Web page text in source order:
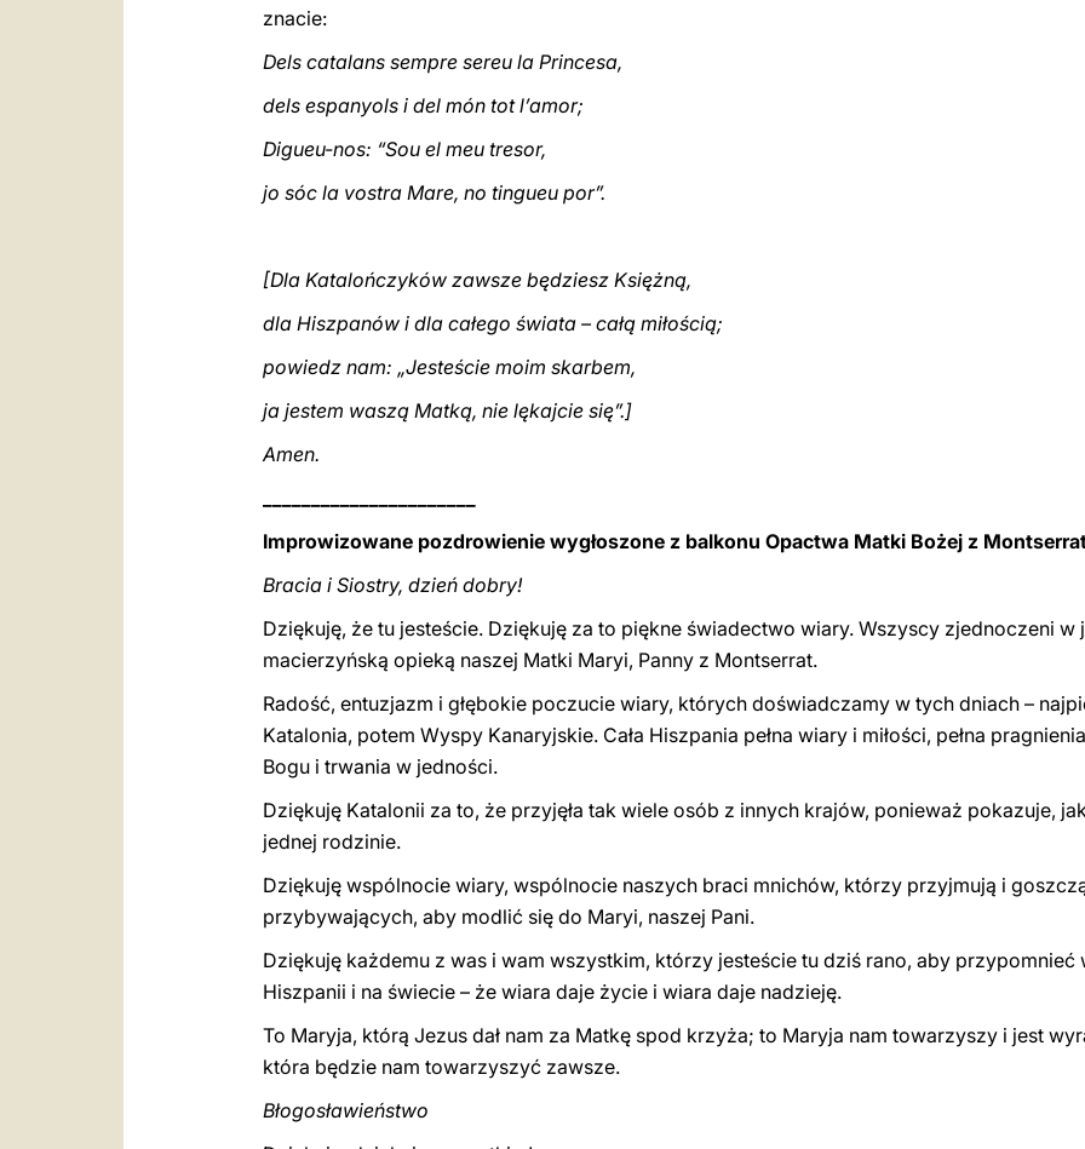
znacie:
Dels catalans sempre sereu la Princesa,
dels espanyols i del món tot l’amor;
Digueu-nos: “Sou el meu tresor,
jo sóc la vostra Mare, no tingueu por”.
[Dla Katalończyków zawsze będziesz Księżną,
dla Hiszpanów i dla całego świata – całą miłością;
powiedz nam: „Jesteście moim skarbem,
ja jestem waszą Matką, nie lękajcie się”.]
Amen.
Improwizowane pozdrowienie wygłoszone z balkonu Opactwa Matki Bożej z
Bracia i Siostry, dzień dobry!
Dziękuję, że tu jesteście. Dziękuję za to piękne świadectwo wiary. Wszyscy zjednoczeni
macierzyńską opieką naszej Matki Maryi, Panny z Montserrat.
Radość, entuzjazm i głębokie poczucie wiary, których doświadczamy w tych dniach –
Katalonia, potem Wyspy Kanaryjskie. Cała Hiszpania pełna wiary i miłości, pełna
Bogu i trwania w jedności.
Dziękuję Katalonii za to, że przyjęła tak wiele osób z innych krajów, ponieważ pokazuje,
jednej rodzinie.
Dziękuję wspólnocie wiary, wspólnocie naszych braci mnichów, którzy przyjmują i
przybywających, aby modlić się do Maryi, naszej Pani.
Dziękuję każdemu z was i wam wszystkim, którzy jesteście tu dziś rano, aby przypomnieć
Hiszpanii i na świecie – że wiara daje życie i wiara daje nadzieję.
To Maryja, którą Jezus dał nam za Matkę spod krzyża; to Maryja nam towarzyszy i jest
która będzie nam towarzyszyć zawsze.
Błogosławieństwo